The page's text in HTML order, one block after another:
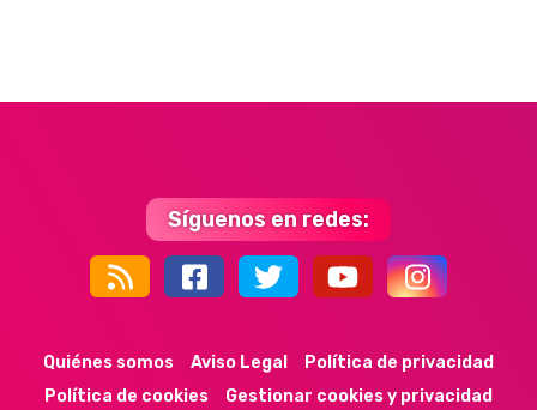
Síguenos en redes:
44k 9k 35k 352
Quiénes somos Aviso Legal
Política de privacidad
Política de cookies
Gestionar cookies y privacidad